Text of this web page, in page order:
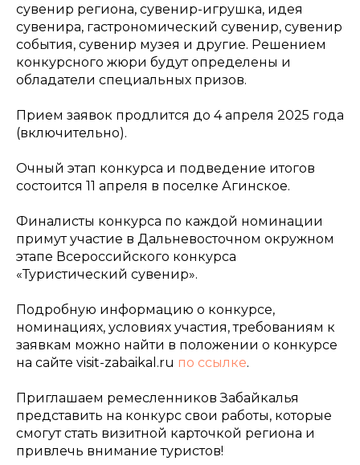
сувенир региона, сувенир-игрушка, идея
сувенира, гастрономический сувенир, сувенир
события, сувенир музея и другие. Решением
конкурсного жюри будут определены и
обладатели специальных призов.
Прием заявок продлится до 4 апреля 2025 года
(включительно).
Очный этап конкурса и подведение итогов
состоится 11 апреля в поселке Агинское.
Финалисты конкурса по каждой номинации
примут участие в Дальневосточном окружном
этапе Всероссийского конкурса
«Туристический сувенир».
Подробную информацию о конкурсе,
номинациях, условиях участия, требованиям к
заявкам можно найти в положении о конкурсе
на сайте visit-zabaikal.ru по ссылке.
Приглашаем ремесленников Забайкалья
представить на конкурс свои работы, которые
смогут стать визитной карточкой региона и
привлечь внимание туристов!